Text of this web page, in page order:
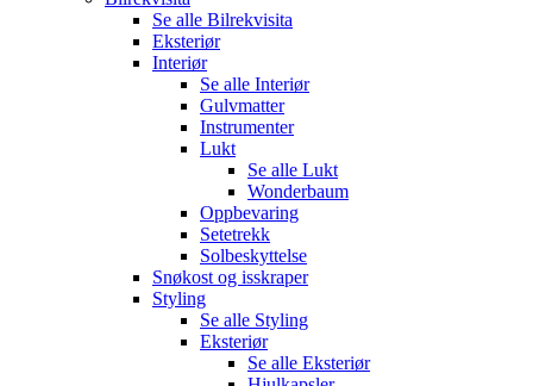
Se alle Bilrekvisita
Eksteriør
Interiør
Se alle Interiør
Gulvmatter
Instrumenter
Lukt
Se alle Lukt
Wonderbaum
Oppbevaring
Setetrekk
Solbeskyttelse
Snøkost og isskraper
Styling
Se alle Styling
Eksteriør
Se alle Eksteriør